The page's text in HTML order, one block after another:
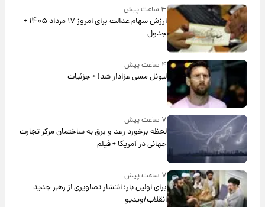
۳ ساعت پیش
ارزش سهام عدالت برای امروز ۱۷ مرداد ۱۴۰۵ +
جدول
۴ ساعت پیش
لیونل مسی عزادار شد! + جزئیات
۷ ساعت پیش
لحظه برخورد رعد و برق به ساختمان مرکز تجارت
جهانی در آمریکا + فیلم
۷ ساعت پیش
برای اولین بار؛ انتشار تصاویری از رهبر جدید
انقلاب/ویدیو